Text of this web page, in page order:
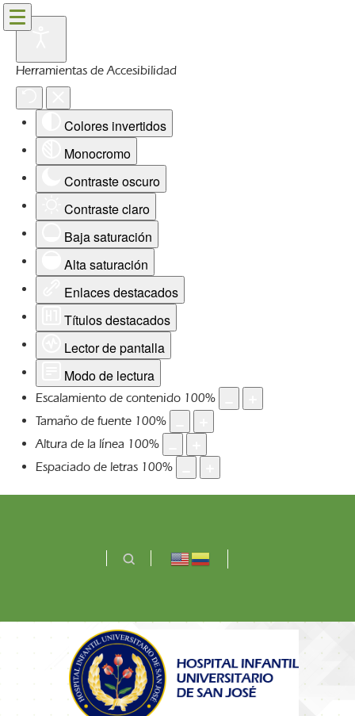
Herramientas de Accesibilidad
Colores invertidos
Monocromo
Contraste oscuro
Contraste claro
Baja saturación
Alta saturación
Enlaces destacados
Títulos destacados
Lector de pantalla
Modo de lectura
Escalamiento de contenido 100%
Tamaño de fuente 100%
Altura de la línea 100%
Espaciado de letras 100%